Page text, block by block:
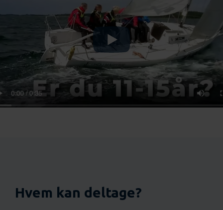
Hvem kan deltage?